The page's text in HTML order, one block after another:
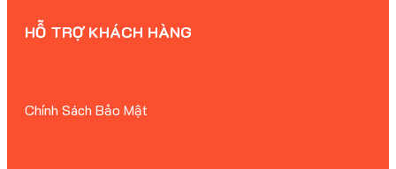
HỖ TRỢ KHÁCH HÀNG
Chính Sách Bảo Mật